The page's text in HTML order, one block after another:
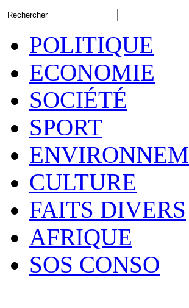
POLITIQUE
ECONOMIE
SOCIÉTÉ
SPORT
CULTURE
FAITS DIVERS
AFRIQUE
SOS CONSO